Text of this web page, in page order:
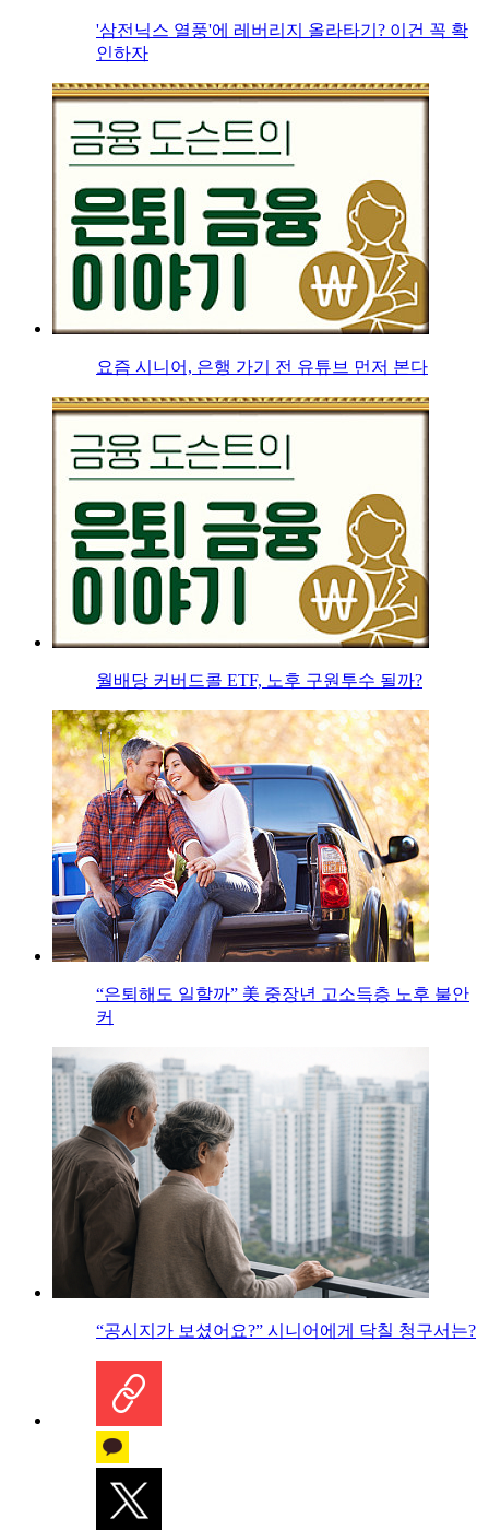
'삼전닉스 열풍'에 레버리지 올라타기? 이건 꼭 확
인하자
요즘 시니어, 은행 가기 전 유튜브 먼저 본다
월배당 커버드콜 ETF, 노후 구원투수 될까?
“은퇴해도 일할까” 美 중장년 고소득층 노후 불안
커
“공시지가 보셨어요?” 시니어에게 닥칠 청구서는?